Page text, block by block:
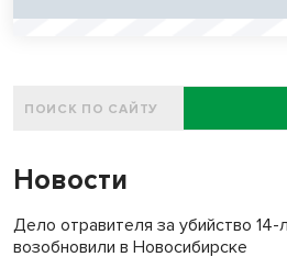
Новости
Дело отравителя за убийство 14-
возобновили в Новосибирске